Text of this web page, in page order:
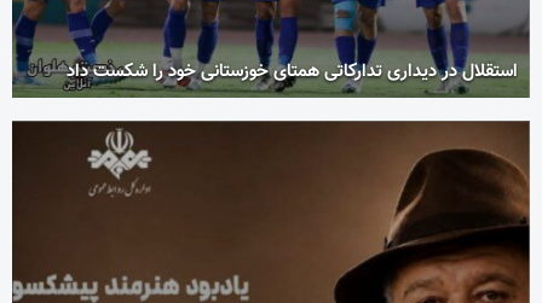
استقلال در دیداری تدارکاتی همتای خوزستانی خود را شکست داد